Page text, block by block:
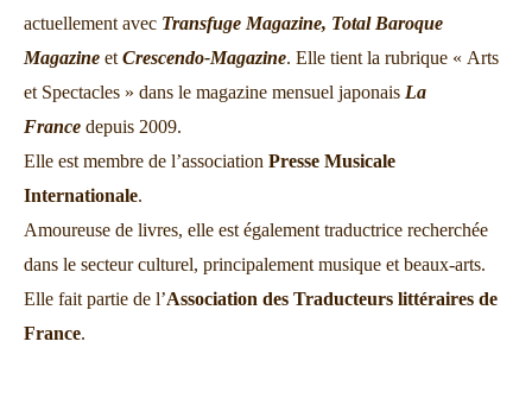
actuellement avec Transfuge Magazine, Total Baroque
Magazine et Crescendo-Magazine. Elle tient la rubrique « Arts
et Spectacles » dans le magazine mensuel japonais La
France depuis 2009.
Elle est membre de l’association Presse Musicale
Internationale.
Amoureuse de livres, elle est également traductrice recherchée
dans le secteur culturel, principalement musique et beaux-arts.
Elle fait partie de l’Association des Traducteurs littéraires de
France.